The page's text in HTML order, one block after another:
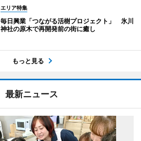
エリア特集
毎日興業「つながる活樹プロジェクト」 氷川
神社の原木で再開発前の街に癒し
もっと見る
最新ニュース